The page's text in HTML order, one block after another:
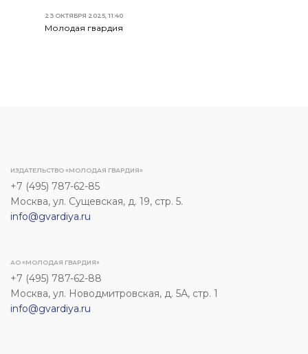
23 ОКТЯБРЯ 2025, 11:40
Молодая гвардия
ИЗДАТЕЛЬСТВО «МОЛОДАЯ ГВАРДИЯ»
+7 (495) 787-62-85
Москва, ул. Сущевская, д. 19, стр. 5.
info@gvardiya.ru
АО «МОЛОДАЯ ГВАРДИЯ»
+7 (495) 787-62-88
Москва, ул. Новодмитровская, д. 5А, стр. 1
info@gvardiya.ru